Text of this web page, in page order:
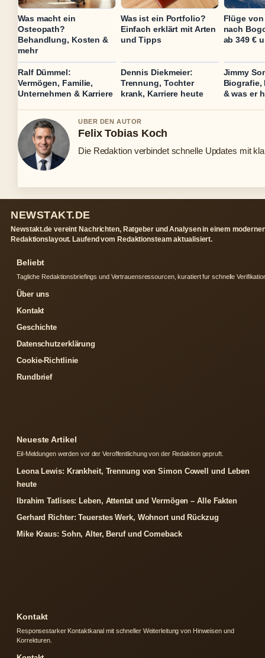
Was macht ein
Osteopath?
Behandlung, Kosten &
mehr
Was ist ein Portfolio?
Einfach erklärt mit Arten
und Tipps
Flüge
nach
ab 349 €
Ralf Dümmel:
Vermögen, Familie,
Unternehmen & Karriere
Dennis Diekmeier:
Trennung, Tochter
krank, Karriere heute
Jimmy
Biografie,
& was er
UBER DEN AUTOR
Felix Tobias Koch
Die Redaktion verbindet schnelle Updates mit
NEWSTAKT.DE
Newstakt.de vereint Nachrichten, Ratgeber und Analysen in einem
Redaktionslayout. Laufend vom Redaktionsteam aktualisiert.
Beliebt
Tagliche Redaktionsbriefings und Vertrauensressourcen, kuratiert fur schnelle
Über uns
Kontakt
Geschichte
Datenschutzerklärung
Cookie-Richtlinie
Rundbrief
Neueste Artikel
Eil-Meldungen werden vor der Veroffentlichung von der Redaktion gepruft.
Leona Lewis: Krankheit, Trennung von Simon Cowell und Leben
heute
Ibrahim Tatlises: Leben, Attentat und Vermögen – Alle Fakten
Gerhard Richter: Teuerstes Werk, Wohnort und Rückzug
Mike Kraus: Sohn, Alter, Beruf und Comeback
Kontakt
Responsestarker Kontaktkanal mit schneller Weiterleitung von Hinweisen und
Korrekturen.